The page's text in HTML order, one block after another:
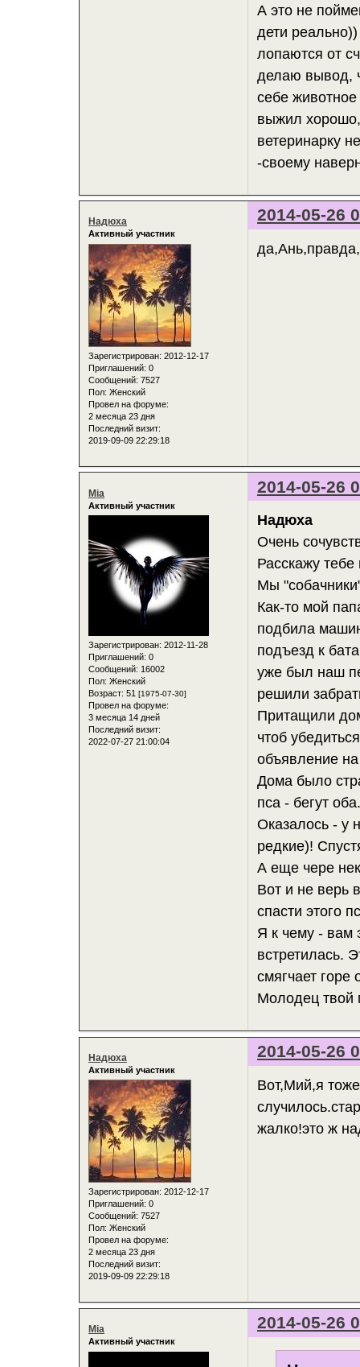
А это не
дети
лопаются от
делаю вывод,
себе
выжил хорошо,
ветеринарку
-своему
2014-05-26
Надюха
Активный участник
Зарегистрирован: 2012-12-17
Приглашений: 0
Сообщений: 7527
Пол: Женский
Провел на форуме:
2 месяца 23 дня
Последний визит:
2019-09-09 22:29:18
2014-05-26
Mia
Активный участник
Зарегистрирован: 2012-11-28
Приглашений: 0
Сообщений: 16002
Пол: Женский
Возраст: 51 [1975-07-30]
Провел на форуме:
3 месяца 14 дней
Последний визит:
2022-07-27 21:00:04
Надюха
Очень
Расскажу
Мы
Как-то мой
подбила
подъезд к
уже был наш
решили
Притащили
чтоб
объявление
Дома было
пса - бегут
Оказалось - у
редкие)!
А еще чере
Вот и не верь
спасти этого
Я к чему - вам
встретилась.
смягчает горе
Молодец твой
2014-05-26
Надюха
Активный участник
Зарегистрирован: 2012-12-17
Приглашений: 0
Сообщений: 7527
Пол: Женский
Провел на форуме:
2 месяца 23 дня
Последний визит:
2019-09-09 22:29:18
Вот,Мий,я
жалко!это ж
2014-05-26
Mia
Активный участник